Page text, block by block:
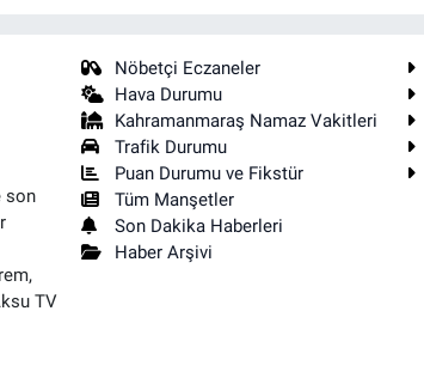
son
TV
Nöbetçi Eczaneler
Hava Durumu
Kahramanmaraş Namaz Vakitleri
Trafik Durumu
Puan Durumu ve Fikstür
Tüm Manşetler
Son Dakika Haberleri
Haber Arşivi